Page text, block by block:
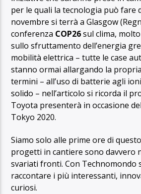
per le quali la tecnologia può fare
novembre si terrà a Glasgow
conferenza COP26sul clima,
sullo sfruttamento dell’energia
mobilità elettrica – tutte le case
stanno ormai allargando la
termini – all’uso di batterie agli
solido – nell’articolo si ricorda il
Toyota presenterà in occasione
Tokyo 2020.
Siamo solo alle prime ore di
progetti in cantiere sono davvero
svariati fronti. Con Technomondo
raccontare i più interessanti,
curiosi.